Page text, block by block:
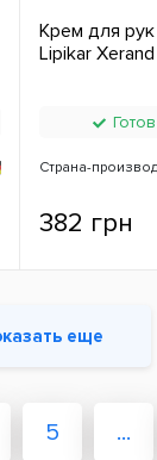
Крем для
Lipikar
Страна-
382 грн
еще
5 ...